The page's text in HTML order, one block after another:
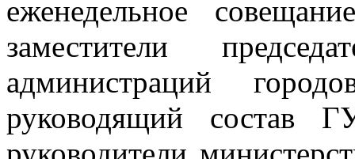
еженедельное
заместители
администраций
руководящий